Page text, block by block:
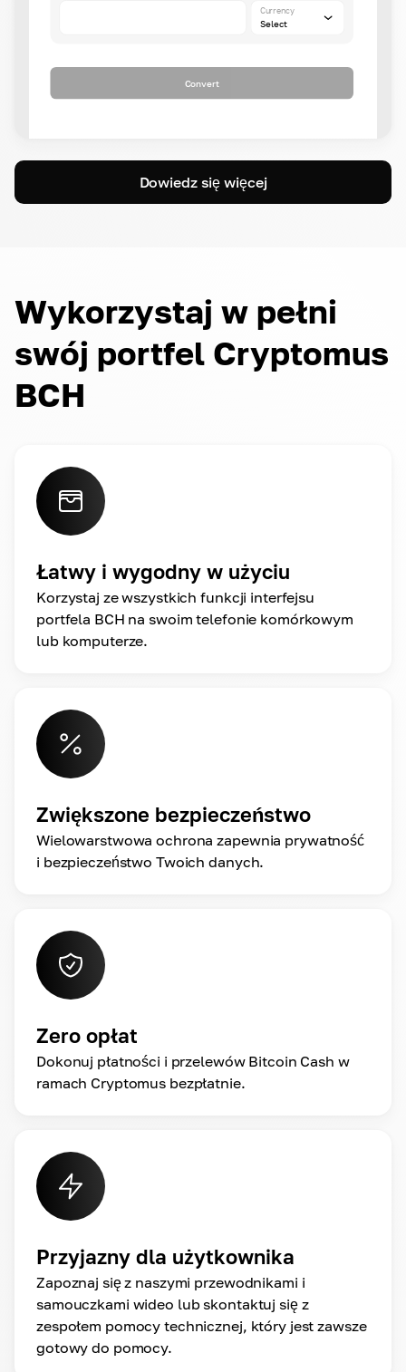
Currency
Select
Convert
Dowiedz się więcej
Wykorzystaj w pełni
swój portfel Cryptomus
BCH
Łatwy i wygodny w użyciu
Korzystaj ze wszystkich funkcji interfejsu
portfela BCH na swoim telefonie komórkowym
lub komputerze.
Zwiększone bezpieczeństwo
Wielowarstwowa ochrona zapewnia prywatność
i bezpieczeństwo Twoich danych.
Zero opłat
Dokonuj płatności i przelewów Bitcoin Cash w
ramach Cryptomus bezpłatnie.
Przyjazny dla użytkownika
Zapoznaj się z naszymi przewodnikami i
samouczkami wideo lub skontaktuj się z
zespołem pomocy technicznej, który jest zawsze
gotowy do pomocy.